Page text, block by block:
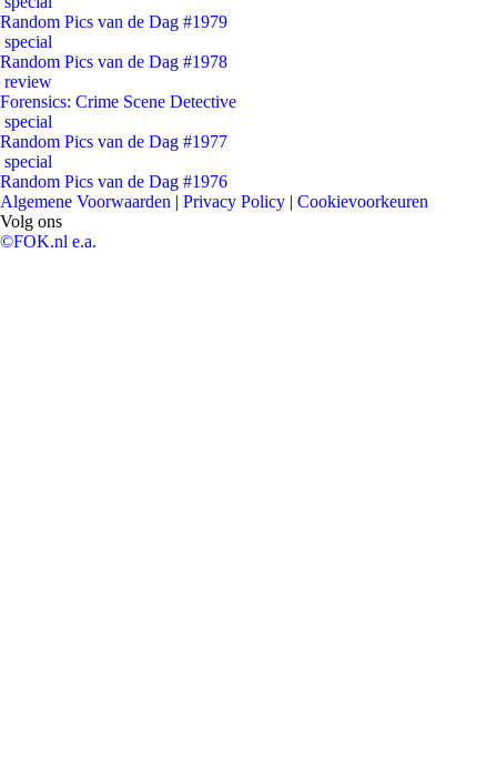
Random Pics van de Dag #1979
special
Random Pics van de Dag #1978
review
Forensics: Crime Scene Detective
special
Random Pics van de Dag #1977
special
Random Pics van de Dag #1976
Algemene Voorwaarden | Privacy Policy | Cookievoorkeuren
Volg ons
©FOK.nl e.a.